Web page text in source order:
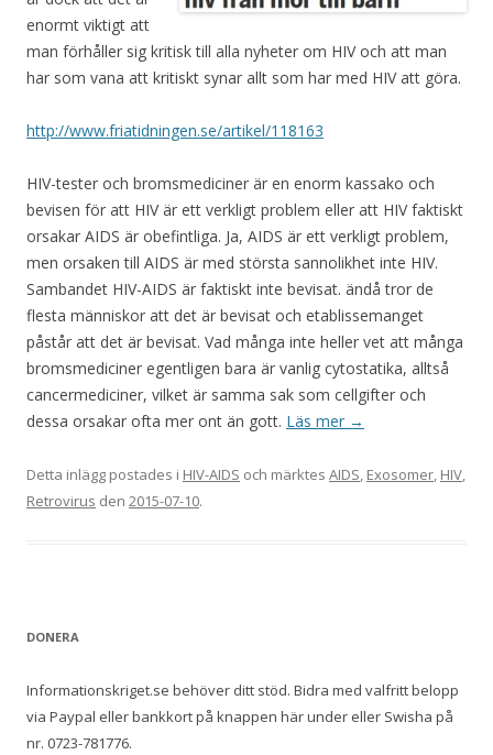
enormt viktigt att
man förhåller sig kritisk till alla nyheter om HIV och att man
har som vana att kritiskt synar allt som har med HIV att göra.
http://www.friatidningen.se/artikel/118163
HIV-tester och bromsmediciner är en enorm kassako och
bevisen för att HIV är ett verkligt problem eller att HIV faktiskt
orsakar AIDS är obefintliga. Ja, AIDS är ett verkligt problem,
men orsaken till AIDS är med största sannolikhet inte HIV.
Sambandet HIV-AIDS är faktiskt inte bevisat. ändå tror de
flesta människor att det är bevisat och etablissemanget
påstår att det är bevisat. Vad många inte heller vet att många
bromsmediciner egentligen bara är vanlig cytostatika, alltså
cancermediciner, vilket är samma sak som cellgifter och
dessa orsakar ofta mer ont än gott. Läs mer →
Detta inlägg postades i HIV-AIDS och märktes AIDS, Exosomer, HIV,
Retrovirus den 2015-07-10.
DONERA
Informationskriget.se behöver ditt stöd. Bidra med valfritt belopp
via Paypal eller bankkort på knappen här under eller Swisha på
nr. 0723-781776.